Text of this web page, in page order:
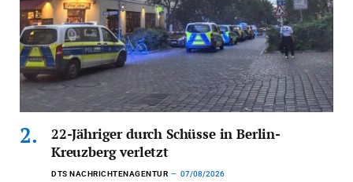
22-Jähriger durch Schüsse in Berlin-
Kreuzberg verletzt
DTS NACHRICHTENAGENTUR 07/08/2026